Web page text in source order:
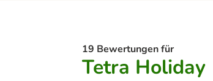
19 Bewertungen für
Tetra Holiday